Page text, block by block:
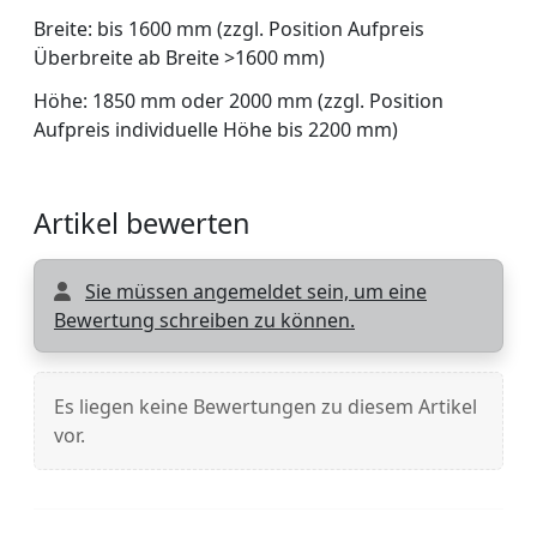
Breite: bis 1600 mm (zzgl. Position Aufpreis
Überbreite ab Breite >1600 mm)
Höhe: 1850 mm oder 2000 mm (zzgl. Position
Aufpreis individuelle Höhe bis 2200 mm)
Artikel bewerten
Sie müssen angemeldet sein, um eine
Bewertung schreiben zu können.
Es liegen keine Bewertungen zu diesem Artikel
vor.